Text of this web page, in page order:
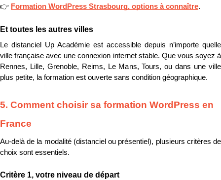
👉 Formation WordPress Strasbourg, options à connaître.
Et toutes les autres villes
Le distanciel Up Académie est accessible depuis n’importe quelle
ville française avec une connexion internet stable. Que vous soyez à
Rennes, Lille, Grenoble, Reims, Le Mans, Tours, ou dans une ville
plus petite, la formation est ouverte sans condition géographique.
5. Comment choisir sa formation WordPress en
France
Au-delà de la modalité (distanciel ou présentiel), plusieurs critères de
choix sont essentiels.
Critère 1, votre niveau de départ